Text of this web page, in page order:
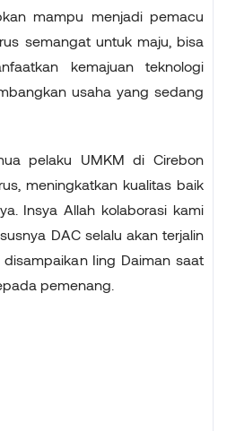
mampu menjadi pemacu
semangat untuk maju, bisa
kemajuan teknologi
usaha yang sedang
pelaku UMKM di Cirebon
meningkatkan kualitas baik
Insya Allah kolaborasi kami
DAC selalu akan terjalin
Iing Daiman saat
pemenang.